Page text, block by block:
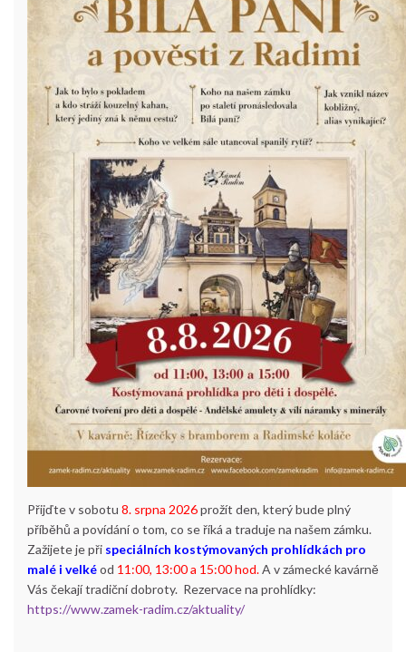
Přijďte v sobotu 8. srpna 2026prožít den, který bude plný
příběhů a povídání o tom, co se říká a traduje na našem zámku.
Zažijete je při speciálních kostýmovaných prohlídkách pro
malé i velkéod 11:00, 13:00 a 15:00 hod.A v zámecké kavárně
Vás čekají tradiční dobroty. Rezervace na prohlídky:
https://www.zamek-radim.cz/aktuality/